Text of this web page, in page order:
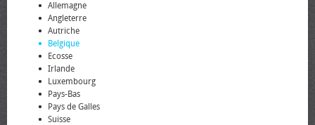
Allemagne
Angleterre
Autriche
Belgique
Ecosse
Irlande
Luxembourg
Pays-Bas
Pays de Galles
Suisse